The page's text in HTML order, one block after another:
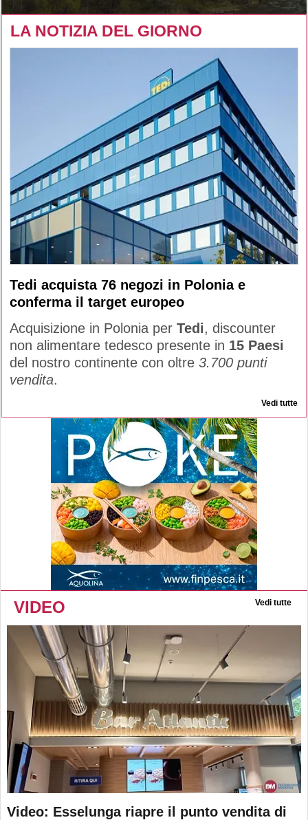
LA NOTIZIA DEL GIORNO
Tedi acquista 76 negozi in Polonia e
conferma il target europeo
Acquisizione in Polonia per Tedi, discounter
non alimentare tedesco presente in 15 Paesi
del nostro continente con oltre 3.700 punti
vendita.
Vedi tutte
VIDEO Vedi tutte
Video: Esselunga riapre il punto vendita di